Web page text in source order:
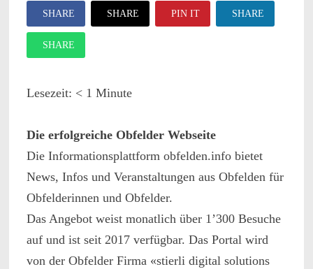
SHARE SHARE PIN IT SHARE
SHARE
Lesezeit: < 1 Minute
Die erfolgreiche Obfelder Webseite
Die Informationsplattform obfelden.info bietet
News, Infos und Veranstaltungen aus Obfelden für
Obfelderinnen und Obfelder.
Das Angebot weist monatlich über 1’300 Besuche
auf und ist seit 2017 verfügbar. Das Portal wird
von der Obfelder Firma «stierli digital solutions